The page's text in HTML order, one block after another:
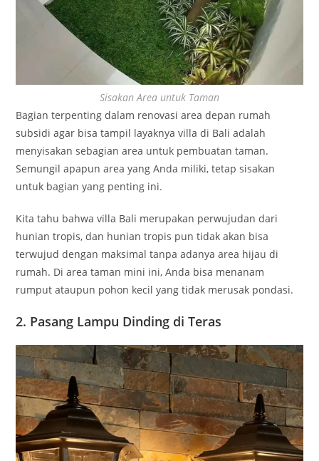
Sisakan Area untuk Taman
Bagian terpenting dalam renovasi area depan rumah
subsidi agar bisa tampil layaknya villa di Bali adalah
menyisakan sebagian area untuk pembuatan taman.
Semungil apapun area yang Anda miliki, tetap sisakan
untuk bagian yang penting ini.
Kita tahu bahwa villa Bali merupakan perwujudan dari
hunian tropis, dan hunian tropis pun tidak akan bisa
terwujud dengan maksimal tanpa adanya area hijau di
rumah. Di area taman mini ini, Anda bisa menanam
rumput ataupun pohon kecil yang tidak merusak pondasi.
2. Pasang Lampu Dinding di Teras